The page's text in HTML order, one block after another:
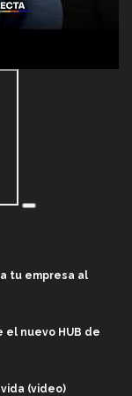
tu empresa al
el nuevo HUB de
(video)